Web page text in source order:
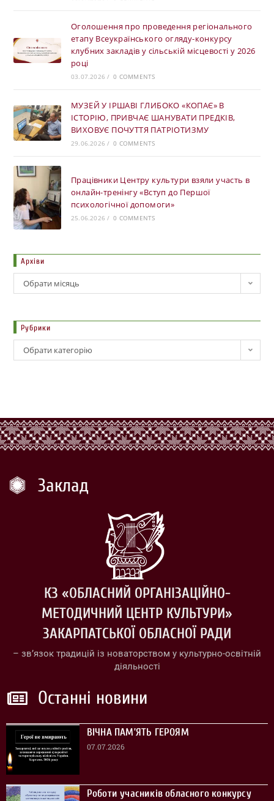
Оголошення про проведення регіонального
етапу Всеукраїнського огляду-конкурсу
клубних закладів у сільській місцевості у 2026
році
03.07.2026 / 0 COMMENTS
МУЗЕЙ У ІРШАВІ ГЛИБОКО «КОПАЄ» В
ІСТОРІЮ, ПРИВЧАЄ ШАНУВАТИ ПРЕДКІВ,
ВИХОВУЄ ПОЧУТТЯ ПАТРІОТИЗМУ
29.06.2026 / 0 COMMENTS
Працівники Центру культури взяли участь в
онлайн-тренінгу «Вступ до Першої
психологічної допомоги»
25.06.2026 / 0 COMMENTS
Архіви
Обрати місяць
Рубрики
Обрати категорію
Заклад
КЗ «ОБЛАСНИЙ ОРГАНІЗАЦІЙНО-
МЕТОДИЧНИЙ ЦЕНТР КУЛЬТУРИ»
ЗАКАРПАТСЬКОЇ ОБЛАСНОЇ РАДИ
– зв’язок традицій із новаторством у культурно-освітній
діяльності
Останні новини
ВІЧНА ПАМ’ЯТЬ ГЕРОЯМ
07.07.2026
Роботи учасників обласного конкурсу